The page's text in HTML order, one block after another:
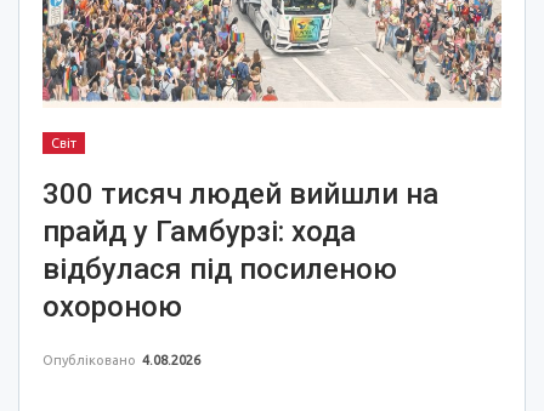
Світ
300 тисяч людей вийшли на
прайд у Гамбурзі: хода
відбулася під посиленою
охороною
Опубліковано 4.08.2026